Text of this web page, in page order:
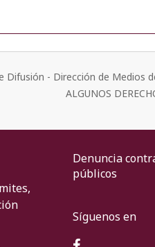
Difusión - Dirección de Medios
ALGUNOS
Denuncia
públicos
Síguenos en